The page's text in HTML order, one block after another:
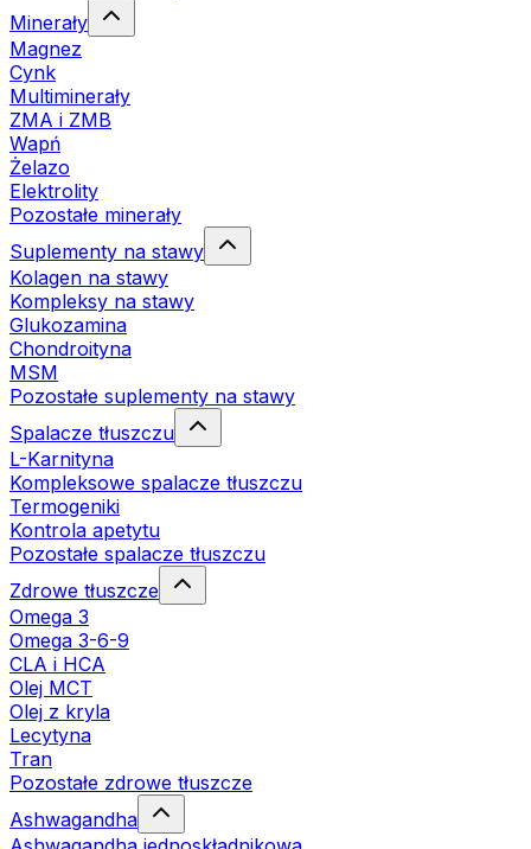
Minerały
Magnez
Cynk
Multiminerały
ZMA i ZMB
Wapń
Żelazo
Elektrolity
Pozostałe minerały
Suplementy na stawy
Kolagen na stawy
Kompleksy na stawy
Glukozamina
Chondroityna
MSM
Pozostałe suplementy na stawy
Spalacze tłuszczu
L-Karnityna
Kompleksowe spalacze tłuszczu
Termogeniki
Kontrola apetytu
Pozostałe spalacze tłuszczu
Zdrowe tłuszcze
Omega 3
Omega 3-6-9
CLA i HCA
Olej MCT
Olej z kryla
Lecytyna
Tran
Pozostałe zdrowe tłuszcze
Ashwagandha